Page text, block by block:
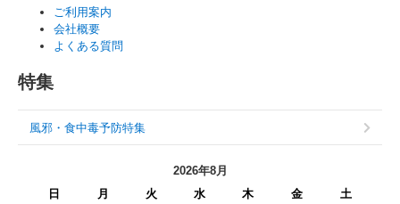
ご利用案内
会社概要
よくある質問
特集
風邪・食中毒予防特集
2026年8月
日
月 火 水 木 金
土